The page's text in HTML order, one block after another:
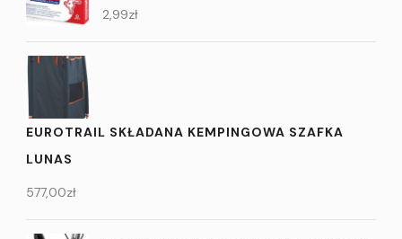
2,99zł
EUROTRAIL SKŁADANA KEMPINGOWA SZAFKA
LUNAS
577,00zł